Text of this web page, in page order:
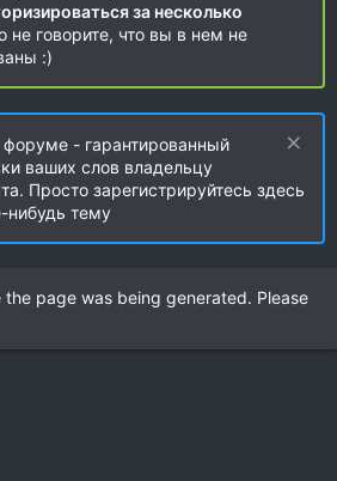
за несколько
не говорите, что вы в нем не
:)
- гарантированный
ваших слов владельцу
Просто зарегистрируйтесь здесь
нибудь тему
the page was being generated. Please